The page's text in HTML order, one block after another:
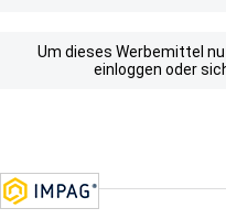
Um dieses Werbemittel
einloggen oder